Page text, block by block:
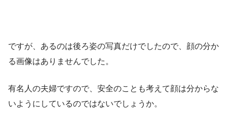
ですが、あるのは後ろ姿の写真だけでしたので、顔の分か
る画像はありませんでした。
有名人の夫婦ですので、安全のことも考えて顔は分からな
いようにしているのではないでしょうか。